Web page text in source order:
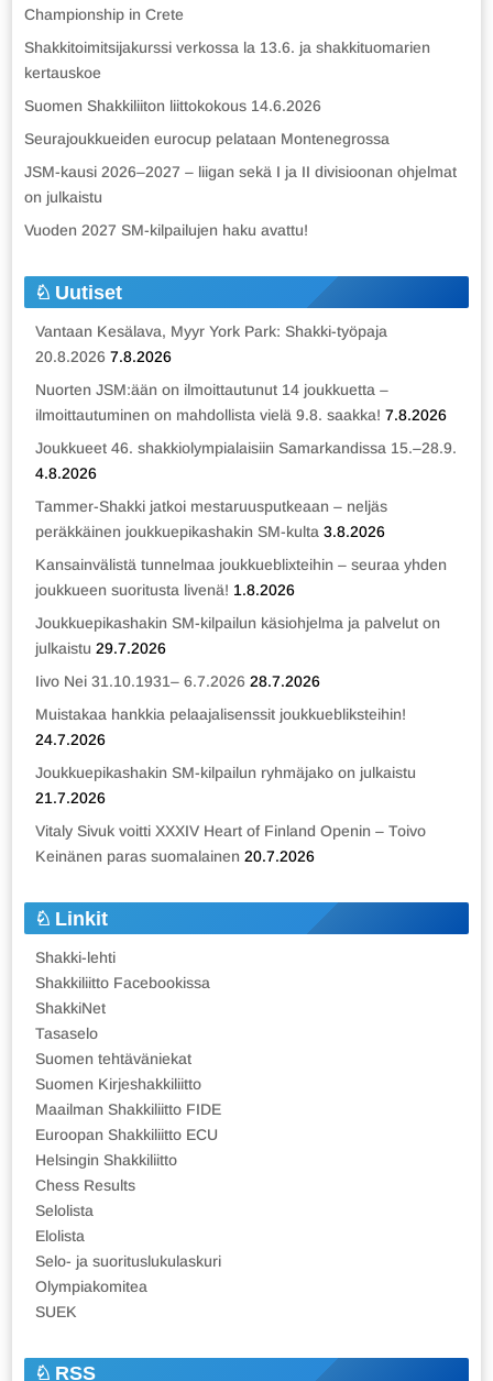
Championship in Crete
Shakkitoimitsijakurssi verkossa la 13.6. ja shakkituomarien
kertauskoe
Suomen Shakkiliiton liittokokous 14.6.2026
Seurajoukkueiden eurocup pelataan Montenegrossa
JSM-kausi 2026–2027 – liigan sekä I ja II divisioonan ohjelmat
on julkaistu
Vuoden 2027 SM-kilpailujen haku avattu!
Uutiset
Vantaan Kesälava, Myyr York Park: Shakki-työpaja
20.8.2026 7.8.2026
Nuorten JSM:ään on ilmoittautunut 14 joukkuetta –
ilmoittautuminen on mahdollista vielä 9.8. saakka! 7.8.2026
Joukkueet 46. shakkiolympialaisiin Samarkandissa 15.–28.9.
4.8.2026
Tammer-Shakki jatkoi mestaruusputkeaan – neljäs
peräkkäinen joukkuepikashakin SM-kulta 3.8.2026
Kansainvälistä tunnelmaa joukkueblixteihin – seuraa yhden
joukkueen suoritusta livenä! 1.8.2026
Joukkuepikashakin SM-kilpailun käsiohjelma ja palvelut on
julkaistu 29.7.2026
Iivo Nei 31.10.1931– 6.7.2026 28.7.2026
Muistakaa hankkia pelaajalisenssit joukkuebliksteihin!
24.7.2026
Joukkuepikashakin SM-kilpailun ryhmäjako on julkaistu
21.7.2026
Vitaly Sivuk voitti XXXIV Heart of Finland Openin – Toivo
Keinänen paras suomalainen 20.7.2026
Linkit
Shakki-lehti
Shakkiliitto Facebookissa
ShakkiNet
Tasaselo
Suomen tehtäväniekat
Suomen Kirjeshakkiliitto
Maailman Shakkiliitto FIDE
Euroopan Shakkiliitto ECU
Helsingin Shakkiliitto
Chess Results
Selolista
Elolista
Selo- ja suorituslukulaskuri
Olympiakomitea
SUEK
RSS